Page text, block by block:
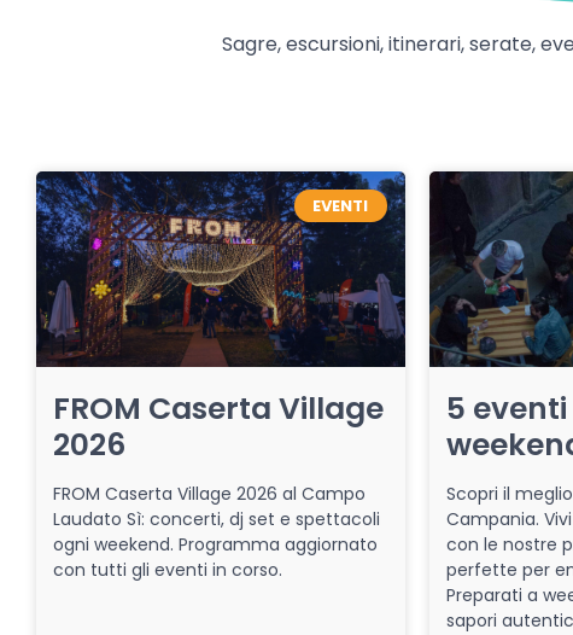
Sagre, escursioni, itinerari, serate,
EVENTI
FROM Caserta Village
2026
FROM Caserta Village 2026 al Campo
Laudato Sì: concerti, dj set e spettacoli
ogni weekend. Programma aggiornato
con tutti gli eventi in corso.
5
Scopri il
Campania.
con le nostre
perfette per
Preparati a
sapori